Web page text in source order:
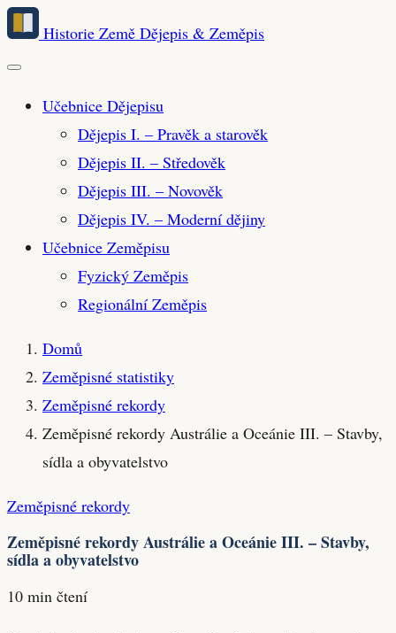
Přeskočit
hlavní
obsah
Historie Země Dějepis & Zeměpis
Učebnice Dějepisu
Dějepis I. – Pravěk a starověk
Dějepis II. – Středověk
Dějepis III. – Novověk
Dějepis IV. – Moderní dějiny
Učebnice Zeměpisu
Fyzický Zeměpis
Regionální Zeměpis
Domů
Zeměpisné statistiky
Zeměpisné rekordy
Zeměpisné rekordy Austrálie a Oceánie III. – Stavby,
sídla a obyvatelstvo
Zeměpisné rekordy
Zeměpisné rekordy Austrálie a Oceánie III. – Stavby,
sídla a obyvatelstvo
10 min čtení